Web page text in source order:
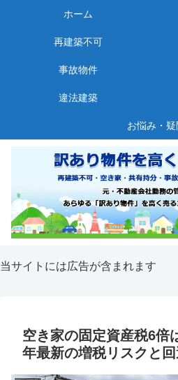
ホーム
再建築不可
事故物件
違法建築
お悩み・疑
当サイトには広告が含まれます
空き家の固定資産税6倍
年最新の増税リスクと